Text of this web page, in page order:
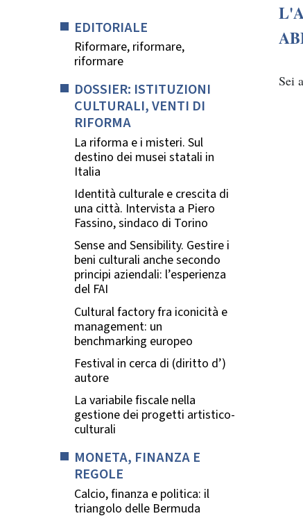
EDITORIALE
Riformare, riformare,
riformare
DOSSIER: ISTITUZIONI
CULTURALI, VENTI DI
RIFORMA
La riforma e i misteri. Sul
destino dei musei statali in
Italia
Identità culturale e crescita di
una città. Intervista a Piero
Fassino, sindaco di Torino
Sense and Sensibility. Gestire i
beni culturali anche secondo
principi aziendali: l’esperienza
del FAI
Cultural factory fra iconicità e
management: un
benchmarking europeo
Festival in cerca di (diritto d’)
autore
La variabile fiscale nella
gestione dei progetti artistico-
culturali
MONETA, FINANZA E
REGOLE
Calcio, finanza e politica: il
triangolo delle Bermuda
Sei